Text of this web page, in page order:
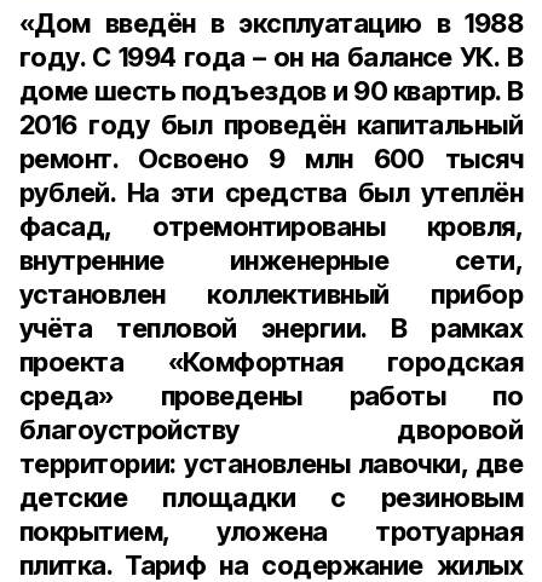
«Дом введён в эксплуатацию в 1988
году. С 1994 года – он на балансе УК. В
доме шесть подъездов и 90 квартир. В
2016 году был проведён капитальный
ремонт. Освоено 9 млн 600 тысяч
рублей. На эти средства был утеплён
фасад, отремонтированы кровля,
внутренние инженерные сети,
установлен коллективный прибор
учёта тепловой энергии. В рамках
проекта «Комфортная городская
среда» проведены работы по
благоустройству дворовой
территории: установлены лавочки, две
детские площадки с резиновым
покрытием, уложена тротуарная
плитка. Тариф на содержание жилых